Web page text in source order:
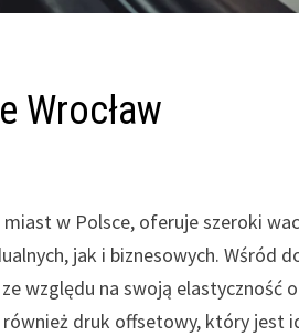
Wrocław
w Polsce, oferuje szeroki
jak i biznesowych. Wśród
względu na swoją elastyczność
druk offsetowy, który jest